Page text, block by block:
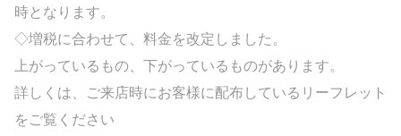
時となります。
◇増税に合わせて、料金を改定しました。
上がっているもの、下がっているものがあります。
詳しくは、ご来店時にお客様に配布しているリーフレット
をご覧ください